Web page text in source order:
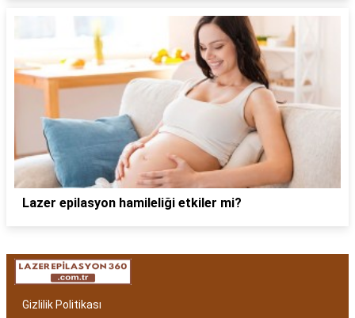
Lazer epilasyon hamileliği etkiler mi?
Gizlilik Politikası